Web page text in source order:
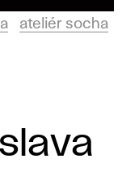
ateliér socha